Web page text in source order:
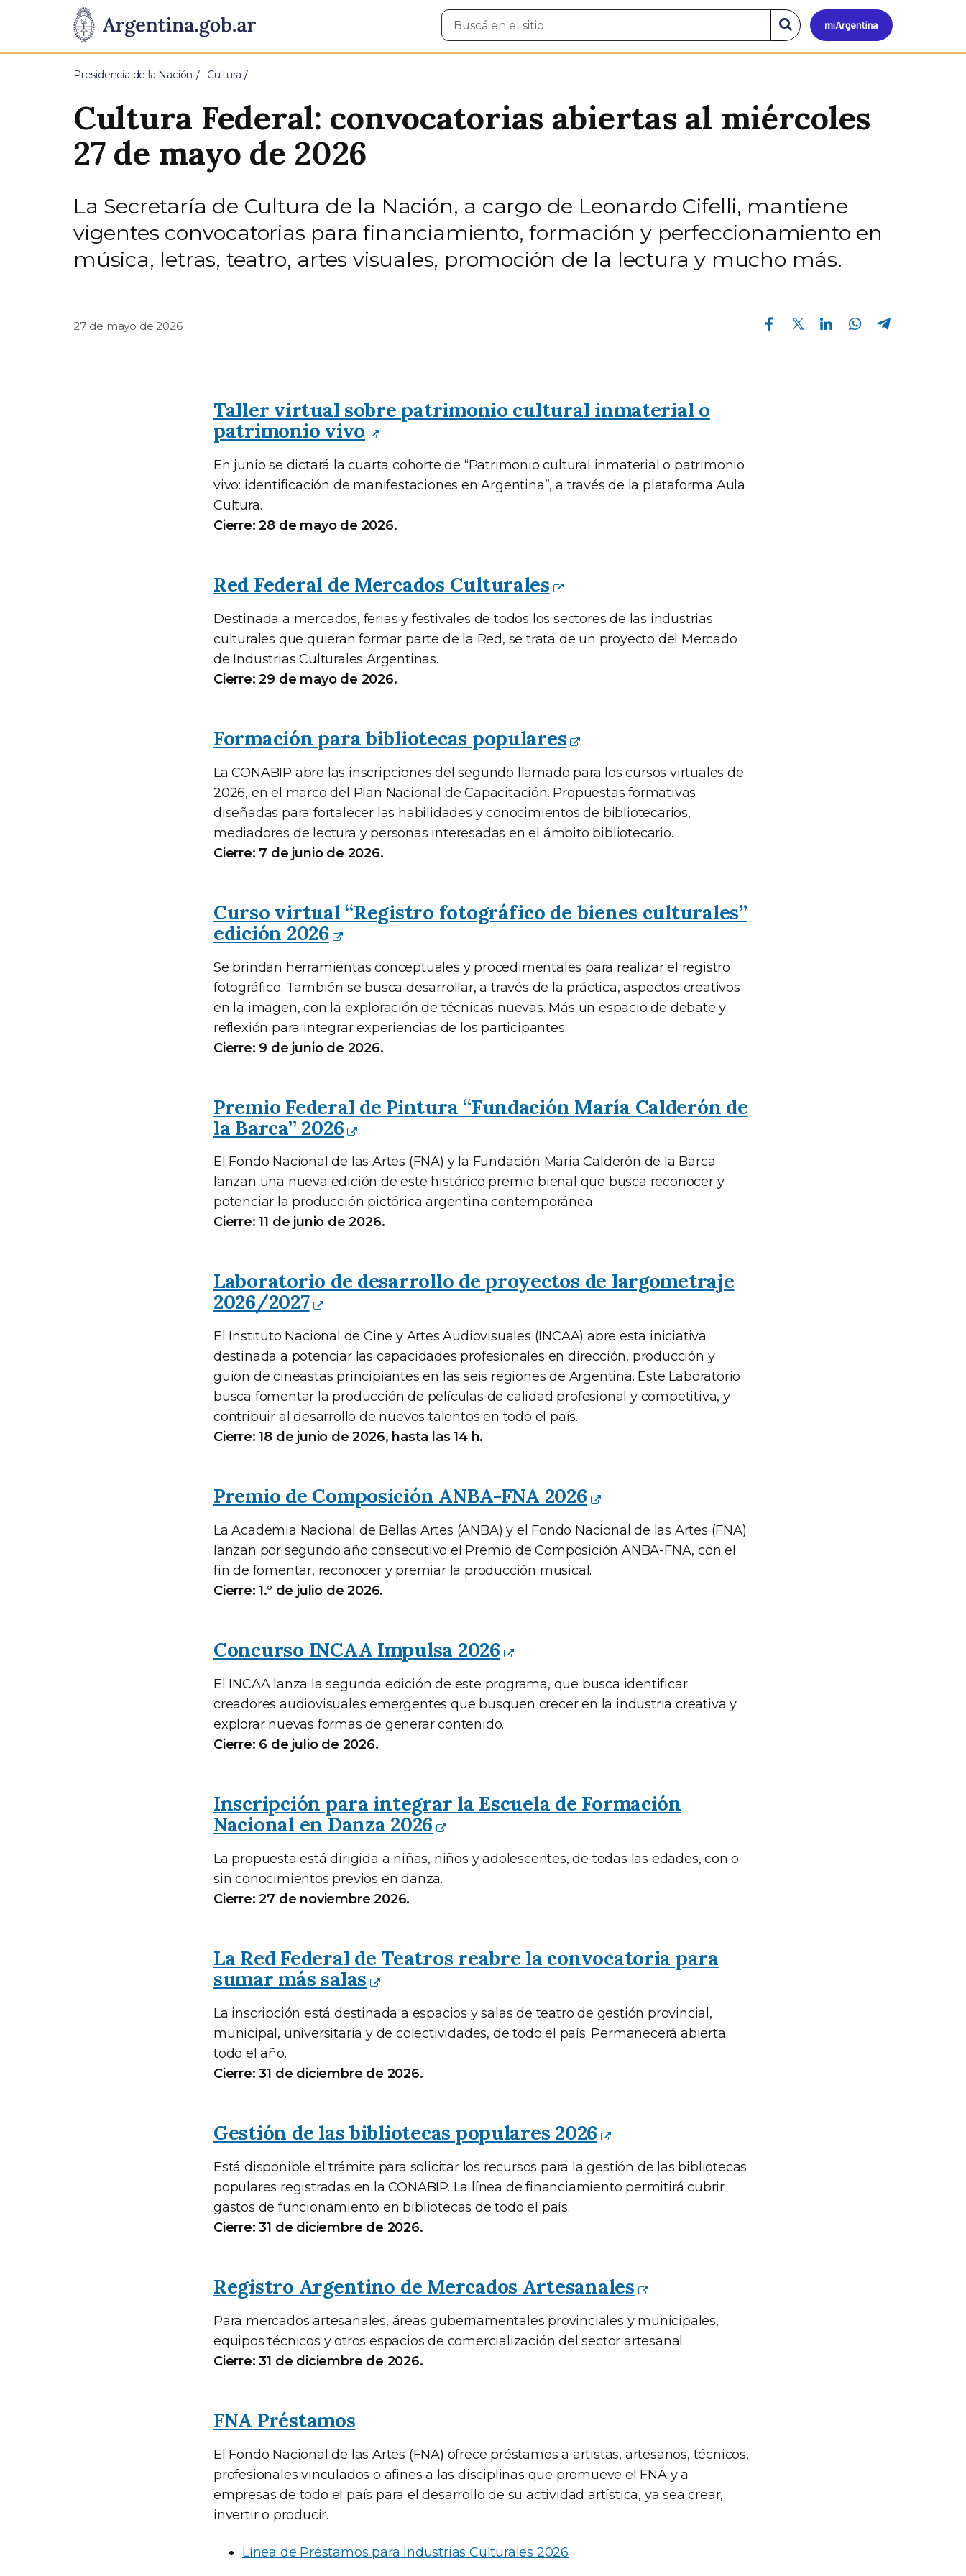
Presidencia
de
Pasar al contenido principal
Mi
Buscar
en
Buscar
en
el
Presidencia de la Nación Cultura
Cultura Federal: convocatorias abiertas al miércoles
27 de mayo de 2026
La Secretaría de Cultura de la Nación, a cargo de Leonardo Cifelli, mantiene
vigentes convocatorias para financiamiento, formación y perfeccionamiento en
música, letras, teatro, artes visuales, promoción de la lectura y mucho más.
27 de mayo de 2026
Compartir en Facebook Compartir en Twitter Compartir en Linkedin Compartir en Whatsapp
Taller virtual sobre patrimonio cultural inmaterial o
patrimonio vivo
En junio se dictará la cuarta cohorte de “Patrimonio cultural inmaterial o patrimonio
vivo: identificación de manifestaciones en Argentina”, a través de la plataforma Aula
Cultura.
Cierre: 28 de mayo de 2026.
Red Federal de Mercados Culturales
Destinada a mercados, ferias y festivales de todos los sectores de las industrias
culturales que quieran formar parte de la Red, se trata de un proyecto del Mercado
de Industrias Culturales Argentinas.
Cierre: 29 de mayo de 2026.
Formación para bibliotecas populares
La CONABIP abre las inscripciones del segundo llamado para los cursos virtuales de
2026, en el marco del Plan Nacional de Capacitación. Propuestas formativas
diseñadas para fortalecer las habilidades y conocimientos de bibliotecarios,
mediadores de lectura y personas interesadas en el ámbito bibliotecario.
Cierre: 7 de junio de 2026.
Curso virtual “Registro fotográfico de bienes culturales”
edición 2026
Se brindan herramientas conceptuales y procedimentales para realizar el registro
fotográfico. También se busca desarrollar, a través de la práctica, aspectos creativos
en la imagen, con la exploración de técnicas nuevas. Más un espacio de debate y
reflexión para integrar experiencias de los participantes.
Cierre: 9 de junio de 2026.
Premio Federal de Pintura “Fundación María Calderón de
la Barca” 2026
El Fondo Nacional de las Artes (FNA) y la Fundación María Calderón de la Barca
lanzan una nueva edición de este histórico premio bienal que busca reconocer y
potenciar la producción pictórica argentina contemporánea.
Cierre: 11 de junio de 2026.
Laboratorio de desarrollo de proyectos de largometraje
2026/2027
El Instituto Nacional de Cine y Artes Audiovisuales (INCAA) abre esta iniciativa
destinada a potenciar las capacidades profesionales en dirección, producción y
guion de cineastas principiantes en las seis regiones de Argentina. Este Laboratorio
busca fomentar la producción de películas de calidad profesional y competitiva, y
contribuir al desarrollo de nuevos talentos en todo el país.
Cierre: 18 de junio de 2026, hasta las 14 h.
Premio de Composición ANBA-FNA 2026
La Academia Nacional de Bellas Artes (ANBA) y el Fondo Nacional de las Artes (FNA)
lanzan por segundo año consecutivo el Premio de Composición ANBA-FNA, con el
fin de fomentar, reconocer y premiar la producción musical.
Cierre: 1.° de julio de 2026.
Concurso INCAA Impulsa 2026
El INCAA lanza la segunda edición de este programa, que busca identificar
creadores audiovisuales emergentes que busquen crecer en la industria creativa y
explorar nuevas formas de generar contenido.
Cierre: 6 de julio de 2026.
Inscripción para integrar la Escuela de Formación
Nacional en Danza 2026
La propuesta está dirigida a niñas, niños y adolescentes, de todas las edades, con o
sin conocimientos previos en danza.
Cierre: 27 de noviembre 2026.
La Red Federal de Teatros reabre la convocatoria para
sumar más salas
La inscripción está destinada a espacios y salas de teatro de gestión provincial,
municipal, universitaria y de colectividades, de todo el país. Permanecerá abierta
todo el año.
Cierre: 31 de diciembre de 2026.
Gestión de las bibliotecas populares 2026
Está disponible el trámite para solicitar los recursos para la gestión de las bibliotecas
populares registradas en la CONABIP. La línea de financiamiento permitirá cubrir
gastos de funcionamiento en bibliotecas de todo el país.
Cierre: 31 de diciembre de 2026.
Registro Argentino de Mercados Artesanales
Para mercados artesanales, áreas gubernamentales provinciales y municipales,
equipos técnicos y otros espacios de comercialización del sector artesanal.
Cierre: 31 de diciembre de 2026.
FNA Préstamos
El Fondo Nacional de las Artes (FNA) ofrece préstamos a artistas, artesanos, técnicos,
profesionales vinculados o afines a las disciplinas que promueve el FNA y a
empresas de todo el país para el desarrollo de su actividad artística, ya sea crear,
invertir o producir.
Línea de Préstamos para Industrias Culturales 2026